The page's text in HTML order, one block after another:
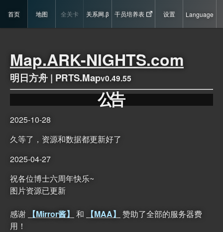
首页 地图 全关卡 关系网.β 干员培养表 设置 Language
Map.ARK-NIGHTS.com
明日方舟 | PRTS.Mapv0.49.55
公告
2025-10-28
久等了，资源和数据都更新好了
2025-04-27
祝各位博士六周年快乐~
图片资源已更新
感谢 【Mirror酱】 和 【MAA】 赞助了全部的服务器费
用！